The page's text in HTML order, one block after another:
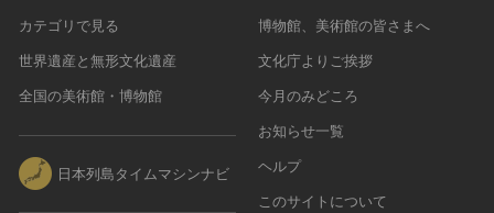
カテゴリで見る
世界遺産と無形文化遺産
全国の美術館・博物館
日本列島タイムマシンナビ
博物館、美術館の皆さまへ
文化庁よりご挨拶
今月のみどころ
お知らせ一覧
ヘルプ
このサイトについて